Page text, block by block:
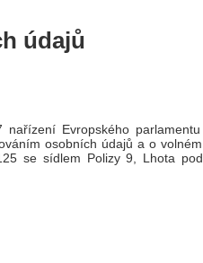
údajů
Evropského
osobních údajů a o
se sídlem Polizy 9, Lhota